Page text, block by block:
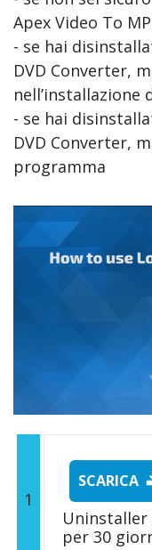
Apex Video To
- se hai
DVD Converter,
nell’installazione
- se hai
DVD Converter,
programma
1
SCARICA
Uninstaller
per 30